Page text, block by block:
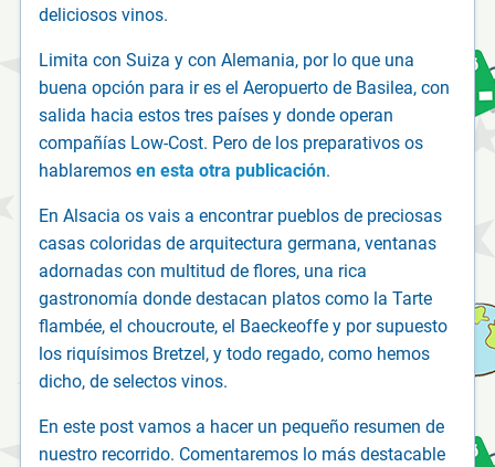
deliciosos vinos.
Limita con Suiza y con Alemania, por lo que una
buena opción para ir es el Aeropuerto de Basilea, con
salida hacia estos tres países y donde operan
compañías Low-Cost. Pero de los preparativos os
hablaremosen esta otra publicación.
En Alsacia os vais a encontrar pueblos de preciosas
casas coloridas de arquitectura germana, ventanas
adornadas con multitud de flores, una rica
gastronomía donde destacan platos como la Tarte
flambée, el choucroute, el Baeckeoffe y por supuesto
los riquísimos Bretzel, y todo regado, como hemos
dicho, de selectos vinos.
En este post vamos a hacer un pequeño resumen de
nuestro recorrido. Comentaremos lo más destacable